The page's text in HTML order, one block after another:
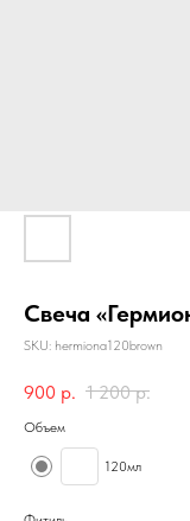
Свеча
SKU: hermiona120brown
900 р. 1 200 р.
Объем
120мл